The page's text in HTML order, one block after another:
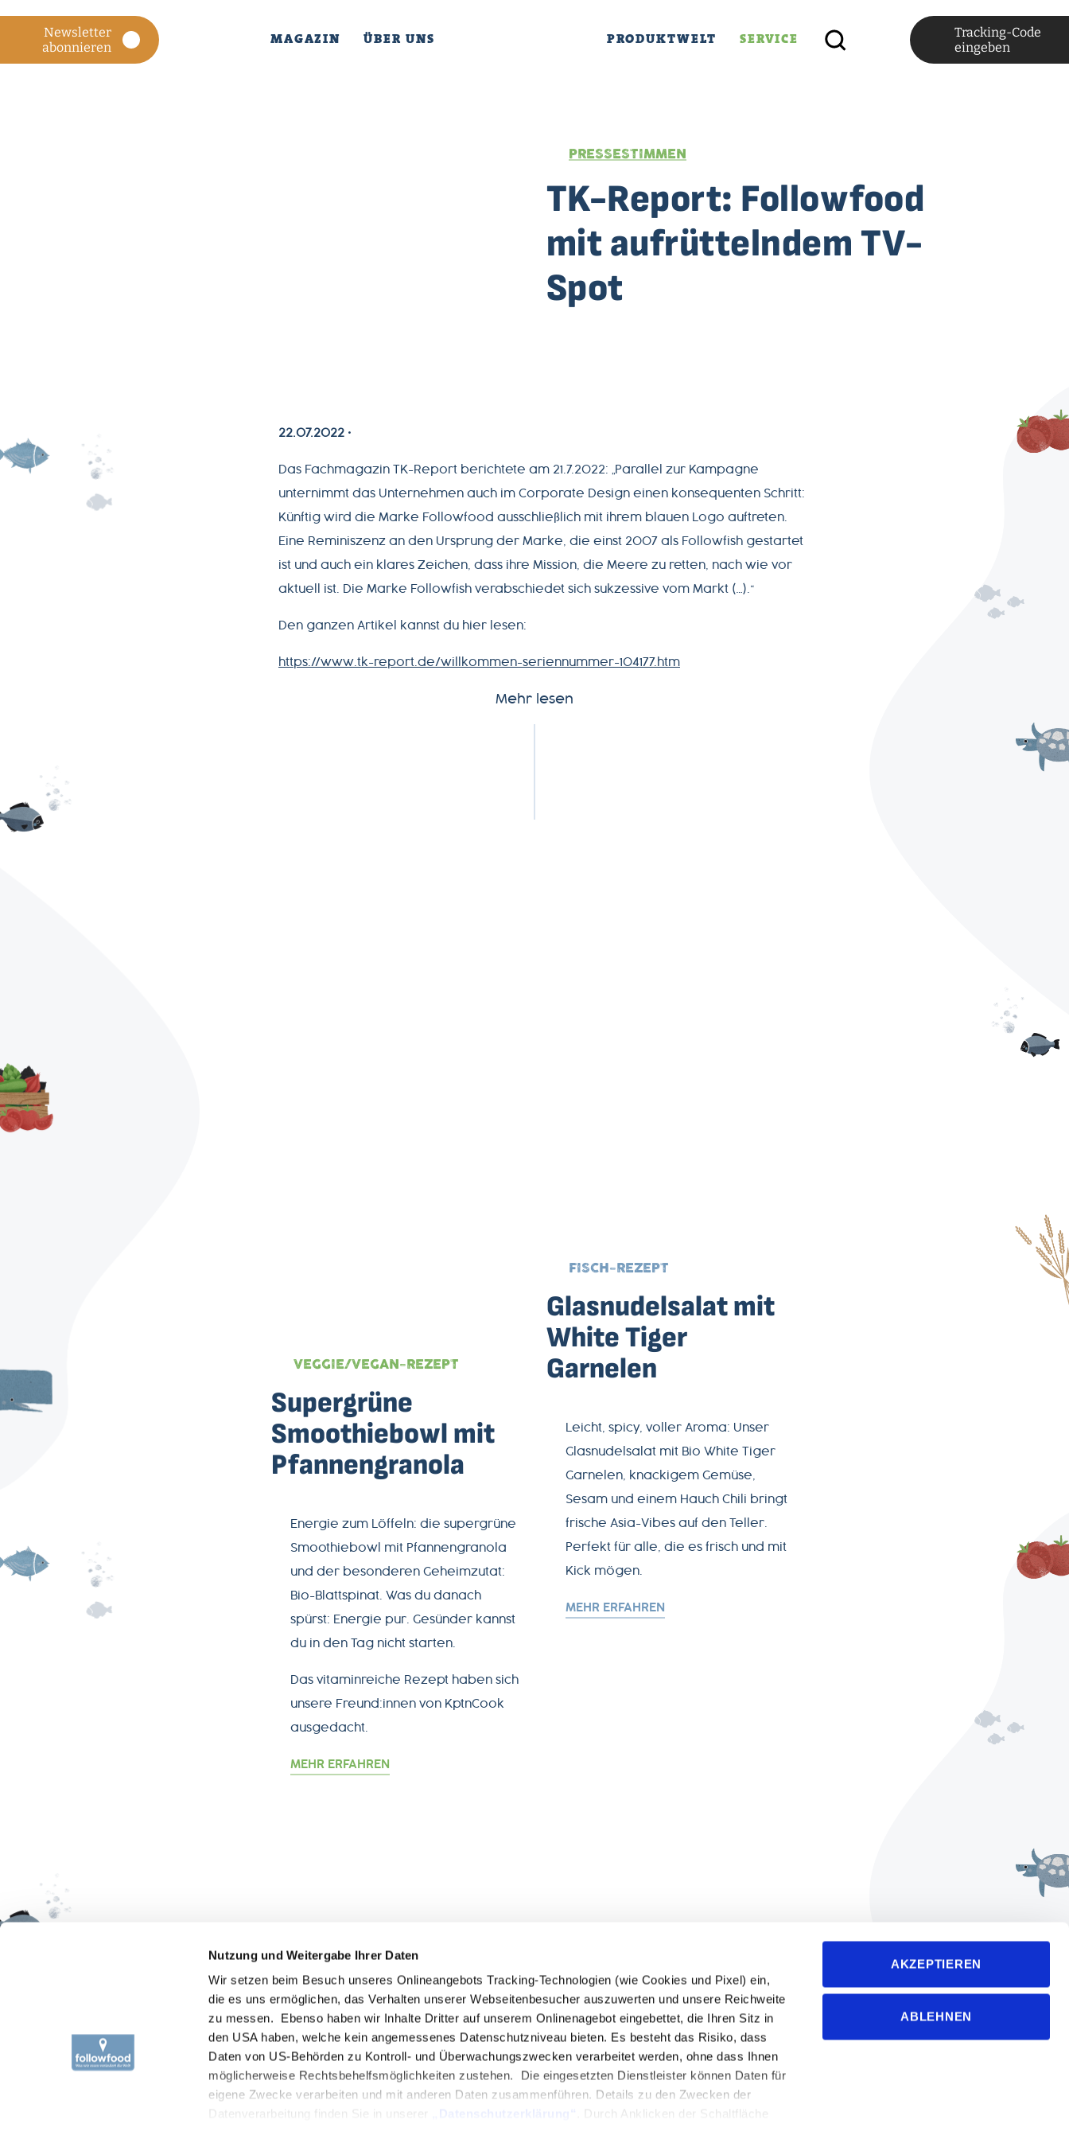
Nutzung und Weitergabe Ihrer Daten
Wir setzen beim Besuch unseres Onlineangebots Tracking-Technologien (wie Cookies und Pixel) ein,
die es uns ermöglichen, das Verhalten unserer Webseitenbesucher auszuwerten und unsere Reichweite
zu messen. Ebenso haben wir Inhalte Dritter auf unserem Onlinenagebot eingebettet, die Ihren Sitz in
den USA haben, welche kein angemessenes Datenschutzniveau bieten. Es besteht das Risiko, dass
Daten von US-Behörden zu Kontroll- und Überwachungszwecken verarbeitet werden, ohne dass Ihnen
möglicherweise Rechtsbehelfsmöglichkeiten zustehen. Die eingesetzten Dienstleister können Daten für
eigene Zwecke verarbeiten und mit anderen Daten zusammenführen. Details zu den Zwecken der
Datenverarbeitung finden Sie in unserer
„Datenschutzerklärung“
. Durch Anklicken der Schaltfläche
AKZEPTIEREN
ABLEHNEN
MAGAZIN ÜBER UNS PRODUKTWELT SERVICE
Newsletter
abonnieren
Tracking-Code
eingeben
NEWSLETTER
PRESSESTIMMEN
TK-Report: Followfood
mit aufrüttelndem TV-
Spot
22.07.2022
Das Fachmagazin TK-Report berichtete am 21.7.2022: „Parallel zur Kampagne
unternimmt das Unternehmen auch im Corporate Design einen konsequenten Schritt:
Künftig wird die Marke Followfood ausschließlich mit ihrem blauen Logo auftreten.
Eine Reminiszenz an den Ursprung der Marke, die einst 2007 als Followfish gestartet
ist und auch ein klares Zeichen, dass ihre Mission, die Meere zu retten, nach wie vor
aktuell ist. Die Marke Followfish verabschiedet sich sukzessive vom Markt (…).“
Den ganzen Artikel kannst du hier lesen:
https://www.tk-report.de/willkommen-seriennummer-104177.htm
Mehr lesen
FISCH-REZEPT
Glasnudelsalat mit
White Tiger
Garnelen
Leicht, spicy, voller Aroma: Unser
Glasnudelsalat mit Bio White Tiger
Garnelen, knackigem Gemüse,
Sesam und einem Hauch Chili bringt
frische Asia-Vibes auf den Teller.
Perfekt für alle, die es frisch und mit
Kick mögen.
MEHR ERFAHREN
VEGGIE/VEGAN-REZEPT
Supergrüne
Smoothiebowl mit
Pfannengranola
Energie zum Löffeln: die supergrüne
Smoothiebowl mit Pfannengranola
und der besonderen Geheimzutat:
Bio-Blattspinat. Was du danach
spürst: Energie pur. Gesünder kannst
du in den Tag nicht starten.
Das vitaminreiche Rezept haben sich
unsere Freund:innen von KptnCook
ausgedacht.
MEHR ERFAHREN
Wer wir sind
Produktwelt
Tracking-Code
Impact Report
Online-Shop
Händler
FAQ
Pressestimmen
Newsletter
followfood GmbH
D-88045 Friedrichshafen
info@followfood.de